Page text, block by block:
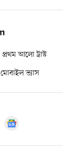
প্রথম আলো ট্রাস্ট
মোবাইল ভ্যাস